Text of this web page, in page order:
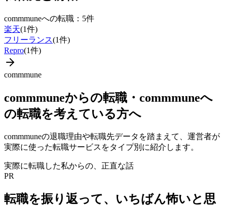
commmuneへの転職： 5件
楽天(1件)
フリーランス(1件)
Repro(1件)
commmune
commmuneからの転職・ commmuneへ
の転職を考えている方へ
commmuneの退職理由や転職先データを踏まえて、運営者が
実際に使った転職サービスをタイプ別に紹介します。
実際に転職した私からの、正直な話
PR
転職を振り返って、いちばん怖いと思